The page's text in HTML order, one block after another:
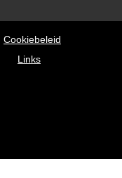
Cookiebeleid
Links